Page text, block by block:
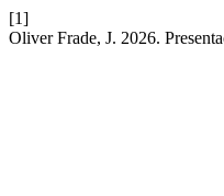
[1]
Oliver Frade, J. 2026.